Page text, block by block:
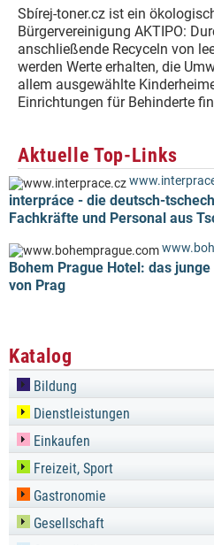
Sbírej-toner.cz ist ein
Bürgervereinigung AKTIPO:
anschließende Recyceln von
werden Werte erhalten, die
allem ausgewählte
Einrichtungen für Behinderte
Aktuelle Top-Links
interpráce - die deutsch-
Fachkräfte und Personal aus
Bohem Prague Hotel: das
von Prag
Katalog
Bildung
Dienstleistungen
Einkaufen
Freizeit, Sport
Gastronomie
Gesellschaft